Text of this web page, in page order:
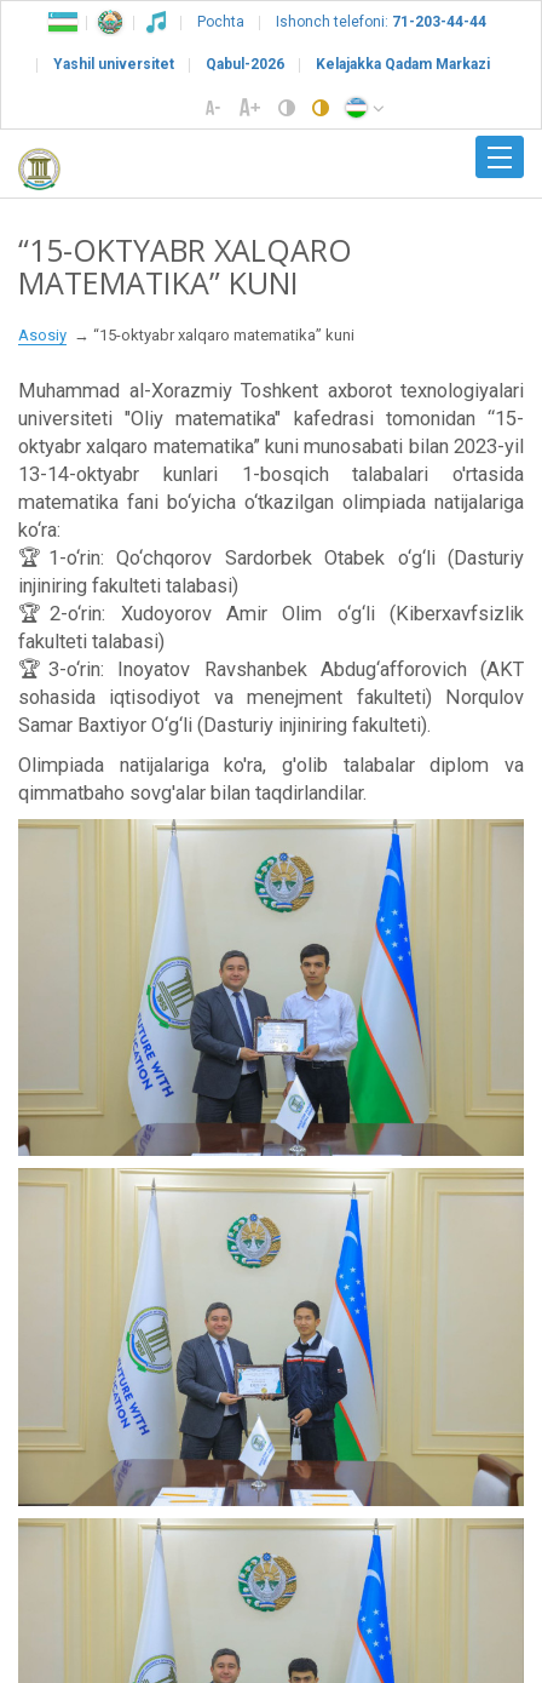
Pochta Ishonch telefoni: 71-203-44-44
Yashil universitet Qabul-2026 Kelajakka Qadam Markazi
“15-OKTYABR XALQARO
MATEMATIKA” KUNI
Asosiy “15-oktyabr xalqaro matematika” kuni
Muhammad al-Xorazmiy Toshkent axborot texnologiyalari
universiteti "Oliy matematika" kafedrasi tomonidan “15-
oktyabr xalqaro matematika” kuni munosabati bilan 2023-yil
13-14-oktyabr kunlari 1-bosqich talabalari o'rtasida
matematika fani bo‘yicha o‘tkazilgan olimpiada natijalariga
ko‘ra:
🏆1-o‘rin: Qo‘chqorov Sardorbek Otabek o‘g‘li (Dasturiy
injiniring fakulteti talabasi)
🏆2-o‘rin: Xudoyorov Amir Olim o‘g‘li (Kiberxavfsizlik
fakulteti talabasi)
🏆3-o‘rin: Inoyatov Ravshanbek Abdug‘afforovich (AKT
sohasida iqtisodiyot va menejment fakulteti) Norqulov
Samar Baxtiyor O‘g‘li (Dasturiy injiniring fakulteti).
Olimpiada natijalariga ko'ra, g'olib talabalar diplom va
qimmatbaho sovg'alar bilan taqdirlandilar.